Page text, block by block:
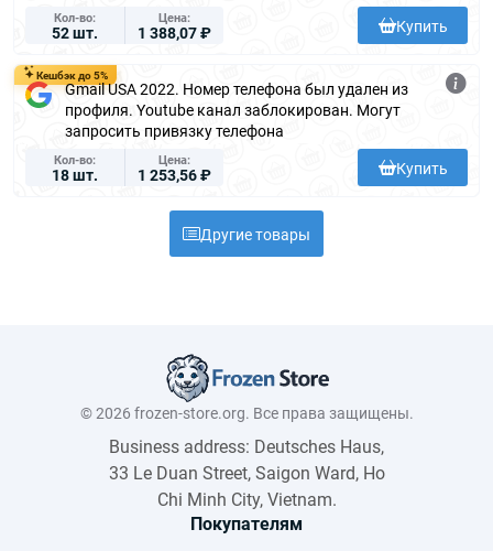
Кол-во
52 шт.
Цена
1 388,07 ₽ Купить
Кешбэк до 5%
Gmail USA 2022. Номер телефона был удален из
профиля. Youtube канал заблокирован. Могут
запросить привязку телефона
Кол-во
18 шт.
Цена
1 253,56 ₽ Купить
Другие товары
© 2026 frozen-store.org. Все права защищены.
Business address: Deutsches Haus,
33 Le Duan Street, Saigon Ward, Ho
Chi Minh City, Vietnam.
Покупателям